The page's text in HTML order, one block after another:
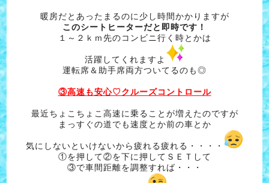
暖房だとあったまるのに少し時間かかりますが
このシートヒーターだと即時です！
１～２ｋｍ先のコンビニ行く時とかは
活躍してくれますよ
運転席＆助手席両方ついてるのも◎
③高速も安心♡クルーズコントロール
最近ちょこちょこ高速に乗ることが増えたのですが
まっすぐの道でも速度とか前の車とか
気にしないといけないから疲れる疲れる・・・・
①を押して②を下に押してＳＥＴして
③で車間距離を調整すれば・・・